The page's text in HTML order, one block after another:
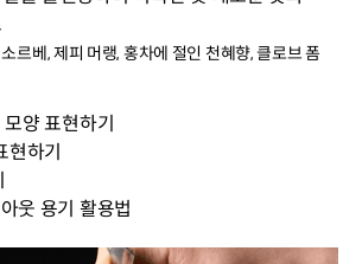
르베, 제피 머랭, 홍차에 절인 천혜향, 클로브 폼
양 표현하기
하기
웃 용기 활용법